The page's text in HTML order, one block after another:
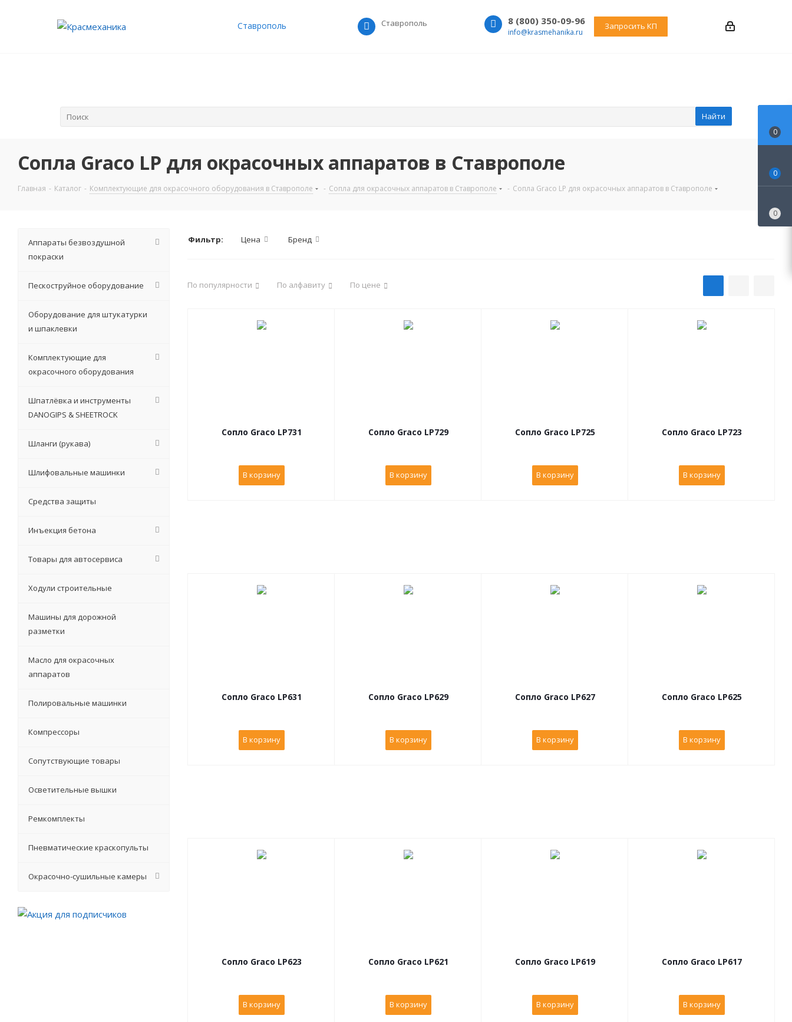
Ставрополь Ставрополь 8 (800) 350-09-96
info@krasmehanika.ru
Запросить КП
Найти
Сопла Graco LP для окрасочных аппаратов в Ставрополе
Главная - Каталог - Комплектующие для окрасочного оборудования в Ставрополе - Сопла для окрасочных аппаратов в Ставрополе - Сопла Graco LP для окрасочных аппаратов в Ставрополе
Фильтр: Цена Бренд
По популярности По алфавиту По цене
Сопло Graco LP731
В корзину
Сопло Graco LP729
В корзину
Сопло Graco LP725
В корзину
Сопло Graco LP723
В корзину
Сопло Graco LP631
В корзину
Сопло Graco LP629
В корзину
Сопло Graco LP627
В корзину
Сопло Graco LP625
В корзину
Сопло Graco LP623
В корзину
Сопло Graco LP621
В корзину
Сопло Graco LP619
В корзину
Сопло Graco LP617
В корзину
Аппараты безвоздушной
покраски
Пескоструйное оборудование
Оборудование для штукатурки
и шпаклевки
Комплектующие для
окрасочного оборудования
Шпатлёвка и инструменты
DANOGIPS & SHEETROCK
Шланги (рукава)
Шлифовальные машинки
Средства защиты
Инъекция бетона
Товары для автосервиса
Ходули строительные
Машины для дорожной
разметки
Масло для окрасочных
аппаратов
Полировальные машинки
Компрессоры
Сопутствующие товары
Осветительные вышки
Ремкомплекты
Пневматические краскопульты
Окрасочно-сушильные камеры
0
0
0